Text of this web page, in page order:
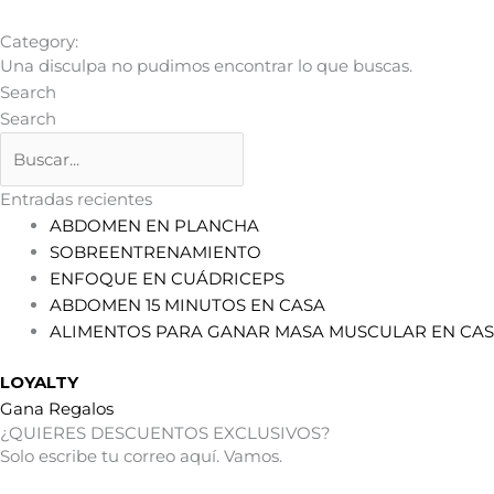
Category:
Una disculpa no pudimos encontrar lo que buscas.
Search
Search
Entradas recientes
ABDOMEN EN PLANCHA
SOBREENTRENAMIENTO
ENFOQUE EN CUÁDRICEPS
ABDOMEN 15 MINUTOS EN CASA
ALIMENTOS PARA GANAR MASA MUSCULAR EN
LOYALTY
Gana Regalos
¿QUIERES DESCUENTOS EXCLUSIVOS?
Solo escribe tu correo aquí. Vamos.